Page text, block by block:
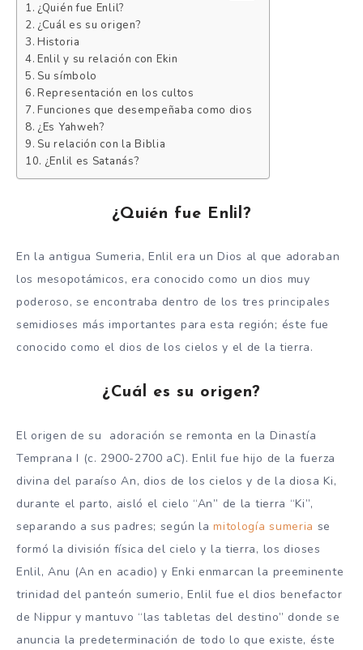
¿Quién fue Enlil?
¿Cuál es su origen?
Historia
Enlil y su relación con Ekin
Su símbolo
Representación en los cultos
Funciones que desempeñaba como dios
¿Es Yahweh?
Su relación con la Biblia
¿Enlil es Satanás?
¿Quién fue Enlil?
En la antigua Sumeria, Enlil era un Dios al que adoraban
los mesopotámicos, era conocido como un dios muy
poderoso, se encontraba dentro de los tres principales
semidioses más importantes para esta región; éste fue
conocido como el dios de los cielos y el de la tierra.
¿Cuál es su origen?
El origen de su adoración se remonta en la Dinastía
Temprana I (c. 2900-2700 aC). Enlil fue hijo de la fuerza
divina del paraíso An, dios de los cielos y de la diosa Ki,
durante el parto, aisló el cielo “An” de la tierra “Ki”,
separando a sus padres; según lamitología sumeria se
formó la división física del cielo y la tierra, los dioses
Enlil, Anu (An en acadio) y Enki enmarcan la preeminente
trinidad del panteón sumerio, Enlil fue el dios benefactor
de Nippur y mantuvo “las tabletas del destino” donde se
anuncia la predeterminación de todo lo que existe, éste